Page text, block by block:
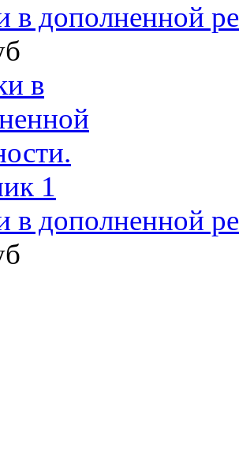
в дополненной
в дополненной